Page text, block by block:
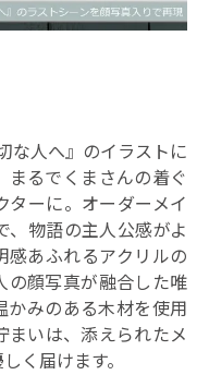
な人へ』 のイラストに
まるでくまさんの着ぐ
ターに。オーダーメイ
、物語の主人公感がよ
感あふれるアクリルの
の顔写真が融合した唯
かみのある木材を使用
まいは、添えられたメ
く届けます。